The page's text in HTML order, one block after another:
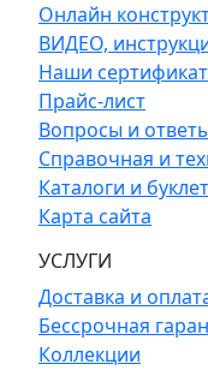
Онлайн
ВИДЕО,
Наши
Прайс-лист
Вопросы и
Справочная и
Каталоги и
Карта сайта
УСЛУГИ
Доставка и
Бессрочная
Коллекции